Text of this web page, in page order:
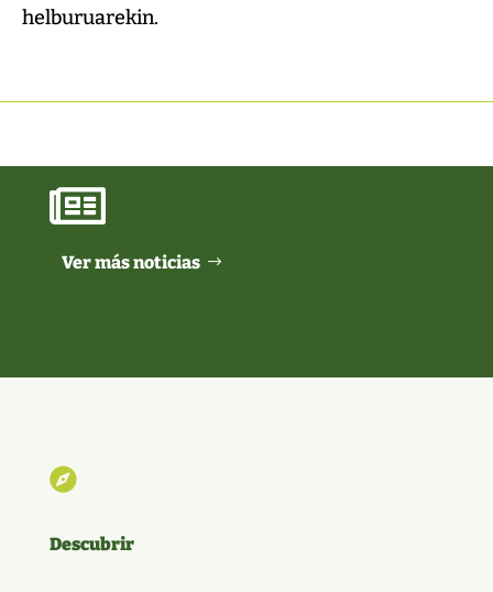
helburuarekin.

Ver más noticias

Descubrir